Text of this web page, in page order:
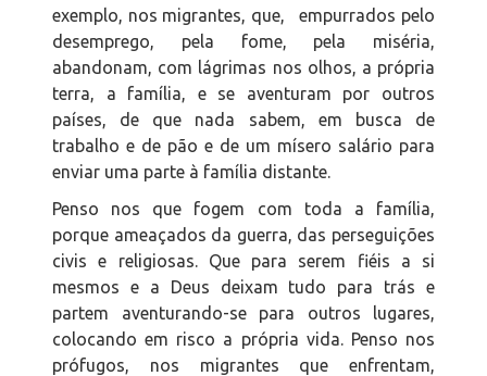
exemplo, nos migrantes, que, empurrados pelo
desemprego, pela fome, pela miséria,
abandonam, com lágrimas nos olhos, a própria
terra, a família, e se aventuram por outros
países, de que nada sabem, em busca de
trabalho e de pão e de um mísero salário para
enviar uma parte à família distante.
Penso nos que fogem com toda a família,
porque ameaçados da guerra, das perseguições
civis e religiosas. Que para serem fiéis a si
mesmos e a Deus deixam tudo para trás e
partem aventurando-se para outros lugares,
colocando em risco a própria vida. Penso nos
prófugos, nos migrantes que enfrentam,